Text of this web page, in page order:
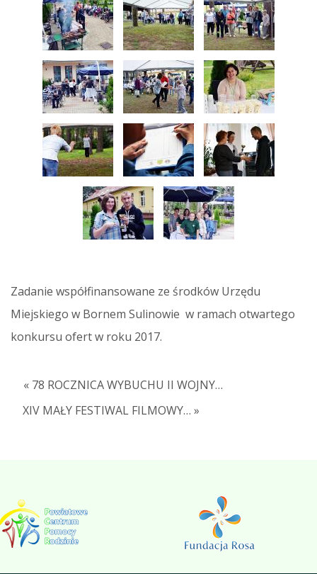
Zadanie współfinansowane ze środków Urzędu
Miejskiego w Bornem Sulinowie w ramach otwartego
konkursu ofert w roku 2017.
« 78 ROCZNICA WYBUCHU II WOJNY…
XIV MAŁY FESTIWAL FILMOWY… »